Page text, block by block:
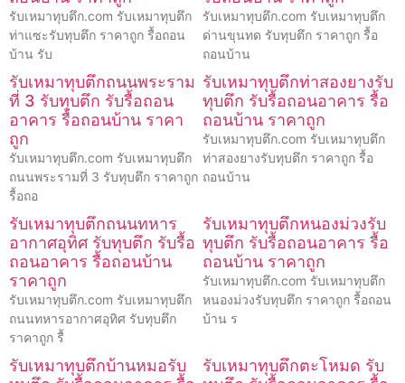
รับเหมาทุบตึก.com รับเหมาทุบตึก
ท่าแซะรับทุบตึก ราคาถูก รื้อถอน
บ้าน รับ
รับเหมาทุบตึก.com รับเหมาทุบตึก
ด่านขุนทด รับทุบตึก ราคาถูก รื้อ
ถอนบ้าน
รับเหมาทุบตึกถนนพระราม
ที่ 3 รับทุบตึก รับรื้อถอน
อาคาร รื้อถอนบ้าน ราคา
ถูก
รับเหมาทุบตึก.com รับเหมาทุบตึก
ถนนพระรามที่ 3 รับทุบตึก ราคาถูก
รื้อถอ
รับเหมาทุบตึกท่าสองยางรับ
ทุบตึก รับรื้อถอนอาคาร รื้อ
ถอนบ้าน ราคาถูก
รับเหมาทุบตึก.com รับเหมาทุบตึก
ท่าสองยางรับทุบตึก ราคาถูก รื้อ
ถอนบ้าน
รับเหมาทุบตึกถนนทหาร
อากาศอุทิศ รับทุบตึก รับรื้อ
ถอนอาคาร รื้อถอนบ้าน
ราคาถูก
รับเหมาทุบตึก.com รับเหมาทุบตึก
ถนนทหารอากาศอุทิศ รับทุบตึก
ราคาถูก รื้
รับเหมาทุบตึกหนองม่วงรับ
ทุบตึก รับรื้อถอนอาคาร รื้อ
ถอนบ้าน ราคาถูก
รับเหมาทุบตึก.com รับเหมาทุบตึก
หนองม่วงรับทุบตึก ราคาถูก รื้อถอน
บ้าน ร
รับเหมาทุบตึกบ้านหมอรับ
รับเหมาทุบตึกตะโหมด รับ